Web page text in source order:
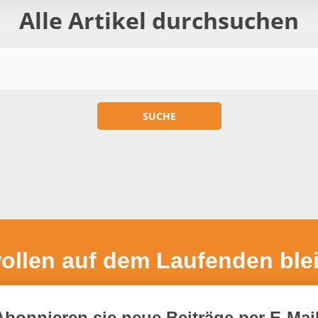
Alle Artikel durchsuchen
auf dem Laufenden